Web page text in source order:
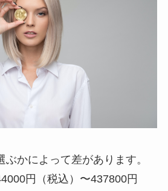
かによって差があります。
円（税込）〜437800円